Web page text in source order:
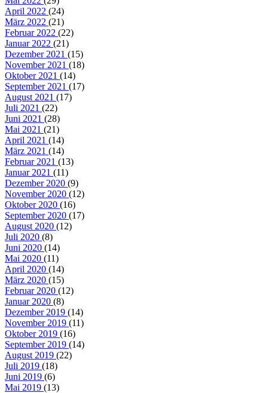
April 2022 (24)
März 2022 (21)
Februar 2022 (22)
Januar 2022 (21)
Dezember 2021 (15)
November 2021 (18)
Oktober 2021 (14)
September 2021 (17)
August 2021 (17)
Juli 2021 (22)
Juni 2021 (28)
Mai 2021 (21)
April 2021 (14)
März 2021 (14)
Februar 2021 (13)
Januar 2021 (11)
Dezember 2020 (9)
November 2020 (12)
Oktober 2020 (16)
September 2020 (17)
August 2020 (12)
Juli 2020 (8)
Juni 2020 (14)
Mai 2020 (11)
April 2020 (14)
März 2020 (15)
Februar 2020 (12)
Januar 2020 (8)
Dezember 2019 (14)
November 2019 (11)
Oktober 2019 (16)
September 2019 (14)
August 2019 (22)
Juli 2019 (18)
Juni 2019 (6)
Mai 2019 (13)